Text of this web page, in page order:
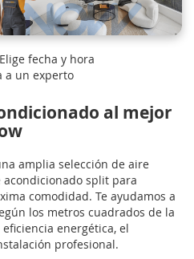
Elige fecha y hora
a un experto
al mejor
amplia selección de aire
split para
comodidad. Te ayudamos a
los metros cuadrados de la
energética, el
profesional.